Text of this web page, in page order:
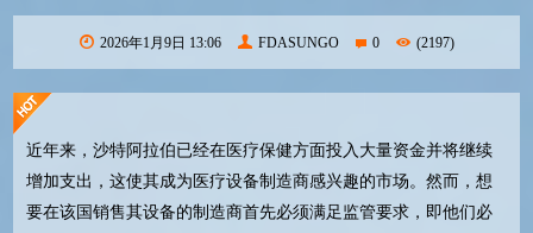
2026年1月9日 13:06 FDASUNGO 0 (2197)
近年来，沙特阿拉伯已经在医疗保健方面投入大量资金并将继续
增加支出，这使其成为医疗设备制造商感兴趣的市场。然而，想
要在该国销售其设备的制造商首先必须满足监管要求，即他们必